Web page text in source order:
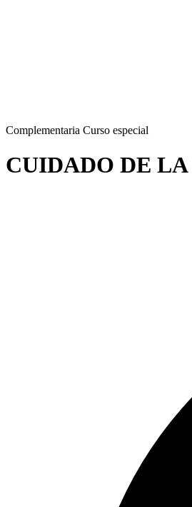
Complementaria Curso especial
CUIDADO DE